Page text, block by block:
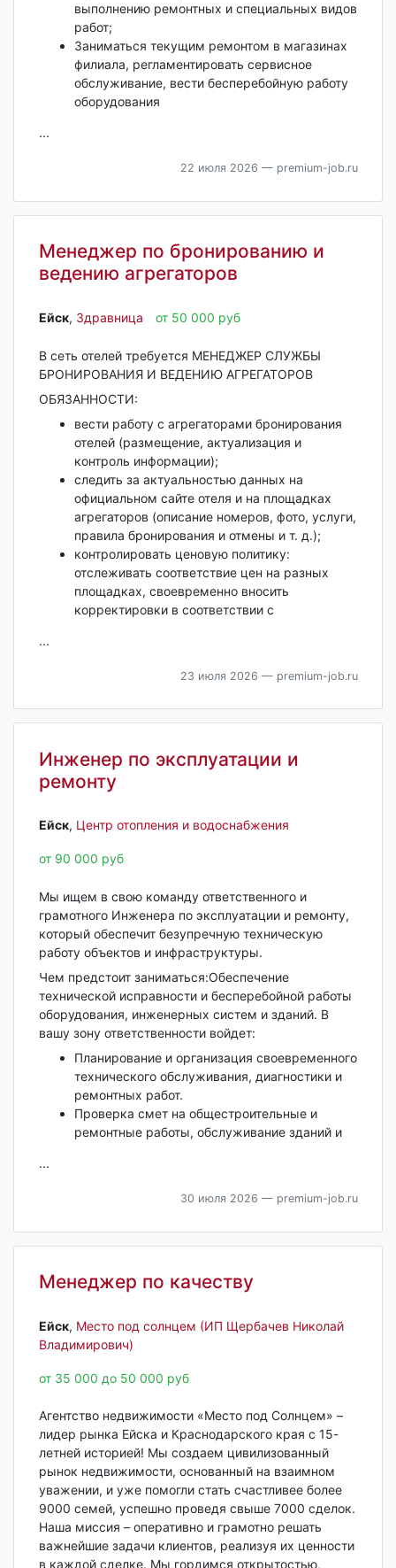
выполнению ремонтных и специальных видов
работ;
Заниматься текущим ремонтом в магазинах
филиала, регламентировать сервисное
обслуживание, вести бесперебойную работу
оборудования
...
22 июля 2026 — premium-job.ru
Менеджер по бронированию и
ведению агрегаторов
Ейск‎, Здравница от 50 000 руб
В сеть отелей требуется МЕНЕДЖЕР СЛУЖБЫ
БРОНИРОВАНИЯ И ВЕДЕНИЮ АГРЕГАТОРОВ
ОБЯЗАННОСТИ:
вести работу с агрегаторами бронирования
отелей (размещение, актуализация и
контроль информации);
следить за актуальностью данных на
официальном сайте отеля и на площадках
агрегаторов (описание номеров, фото, услуги,
правила бронирования и отмены и т. д.);
контролировать ценовую политику:
отслеживать соответствие цен на разных
площадках, своевременно вносить
корректировки в соответствии с
...
23 июля 2026 — premium-job.ru
Инженер по эксплуатации и
ремонту
Ейск‎, Центр отопления и водоснабжения
от 90 000 руб
Мы ищем в свою команду ответственного и
грамотного Инженера по эксплуатации и ремонту,
который обеспечит безупречную техническую
работу объектов и инфраструктуры.
Чем предстоит заниматься:Обеспечение
технической исправности и бесперебойной работы
оборудования, инженерных систем и зданий. В
вашу зону ответственности войдет:
Планирование и организация своевременного
технического обслуживания, диагностики и
ремонтных работ.
Проверка смет на общестроительные и
ремонтные работы, обслуживание зданий и
...
30 июля 2026 — premium-job.ru
Менеджер по качеству
Ейск‎, Место под солнцем (ИП Щербачев Николай
Владимирович)
от 35 000 до 50 000 руб
Агентство недвижимости «Место под Солнцем» –
лидер рынка Ейска и Краснодарского края с 15-
летней историей! Мы создаем цивилизованный
рынок недвижимости, основанный на взаимном
уважении, и уже помогли стать счастливее более
9000 семей, успешно проведя свыше 7000 сделок.
Наша миссия – оперативно и грамотно решать
важнейшие задачи клиентов, реализуя их ценности
в каждой сделке. Мы гордимся открытостью,